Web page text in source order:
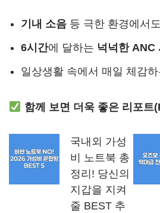
기내 소음 등 극한 환경에서도
6시간에 달하는 넉넉한 ANC
일상생활 속에서 매일 체감하
함께 보면 더욱 좋은 리포트
국내외 가성
비 노트북 총
정리! 당신의
지갑을 지켜
줄 BEST 추